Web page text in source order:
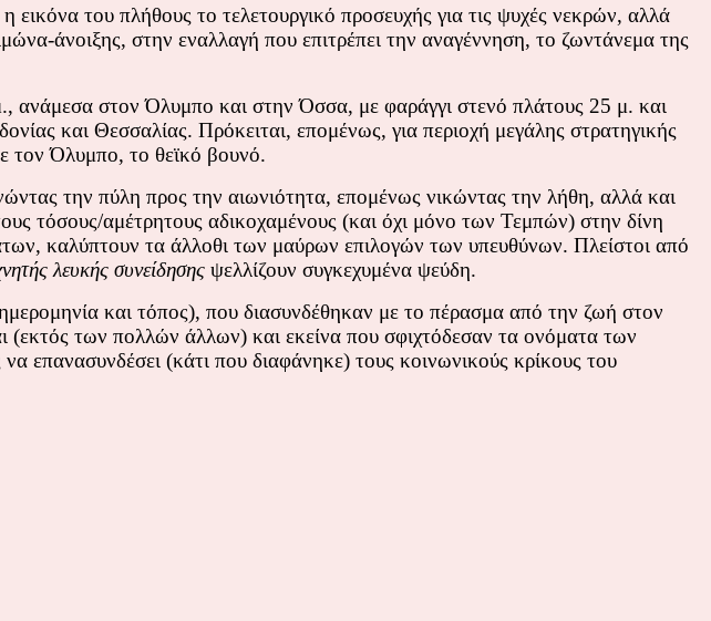
του πλήθους το τελετουργικό προσευχής για τις ψυχές νεκρών, αλλά
άνοιξης, στην εναλλαγή που επιτρέπει την αναγέννηση, το ζωντάνεμα της
στον Όλυμπο και στην Όσσα, με φαράγγι στενό πλάτους 25 μ. και
και Θεσσαλίας. Πρόκειται, επομένως, για περιοχή μεγάλης στρατηγικής
τον Όλυμπο, το θεϊκό βουνό.
την πύλη προς την αιωνιότητα, επομένως νικώντας την λήθη, αλλά και
τόσους/αμέτρητους αδικοχαμένους (και όχι μόνο των Τεμπών) στην δίνη
καλύπτουν τα άλλοθι των μαύρων επιλογών των υπευθύνων. Πλείστοι από
λευκής συνείδησης ψελλίζουν συγκεχυμένα ψεύδη.
και τόπος), που διασυνδέθηκαν με το πέρασμα από την ζωή στον
(εκτός των πολλών άλλων) και εκείνα που σφιχτόδεσαν τα ονόματα των
επανασυνδέσει (κάτι που διαφάνηκε) τους κοινωνικούς κρίκους του